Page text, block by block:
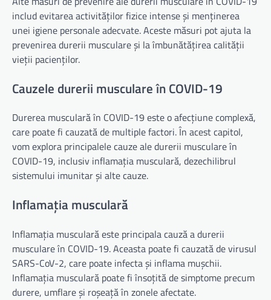
includ evitarea activităților fizice intense și menținerea
unei igiene personale adecvate. Aceste măsuri pot ajuta la
prevenirea durerii musculare și la îmbunătățirea calității
vieții pacienților.
Cauzele durerii musculare în COVID-19
Durerea musculară în COVID-19 este o afecțiune complexă,
care poate fi cauzată de multiple factori. În acest capitol,
vom explora principalele cauze ale durerii musculare în
COVID-19, inclusiv inflamația musculară, dezechilibrul
sistemului imunitar și alte cauze.
Inflamația musculară
Inflamația musculară este principala cauză a durerii
musculare în COVID-19. Aceasta poate fi cauzată de virusul
SARS-CoV-2, care poate infecta și inflama mușchii.
Inflamația musculară poate fi însoțită de simptome precum
durere, umflare și roșeață în zonele afectate.